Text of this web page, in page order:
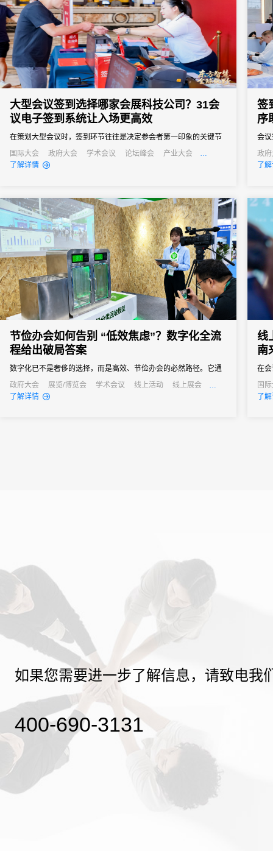
大型会议签到选择哪家会展科技公司？31会
议电子签到系统让入场更高效
在策划大型会议时，签到环节往往是决定参会者第一印象的关键节
点。传统的签到方式在应对千人以上规模会议时，常常出现排队拥
堵、信息错漏、数据统计滞后等问题，严重影响会议的专业形象和
方案凭借...
国际大会 政府大会 学术会议 论坛峰会
产业大会
行业大会
经销商大会
了解详情
签
序
会
据
政
发
了
节俭办会如何告别 “低效焦虑”？数字化全流
程给出破局答案
数字化已不是奢侈的选择，而是高效、节俭办会的必然路径。它通
过技术手段打通会议管理的各个环节，用自动化替代人工操作、以
数据化驱动决策、以无纸化践行绿色理念，最终实现成本降低与效
政府大会 展览/博览会 学术会议 线上活动
线上展会
公关活动
招商会
了解详情
线
南
在
流
国
公
了
如果您需要进一步了解信息，请致电我
400-690-3131